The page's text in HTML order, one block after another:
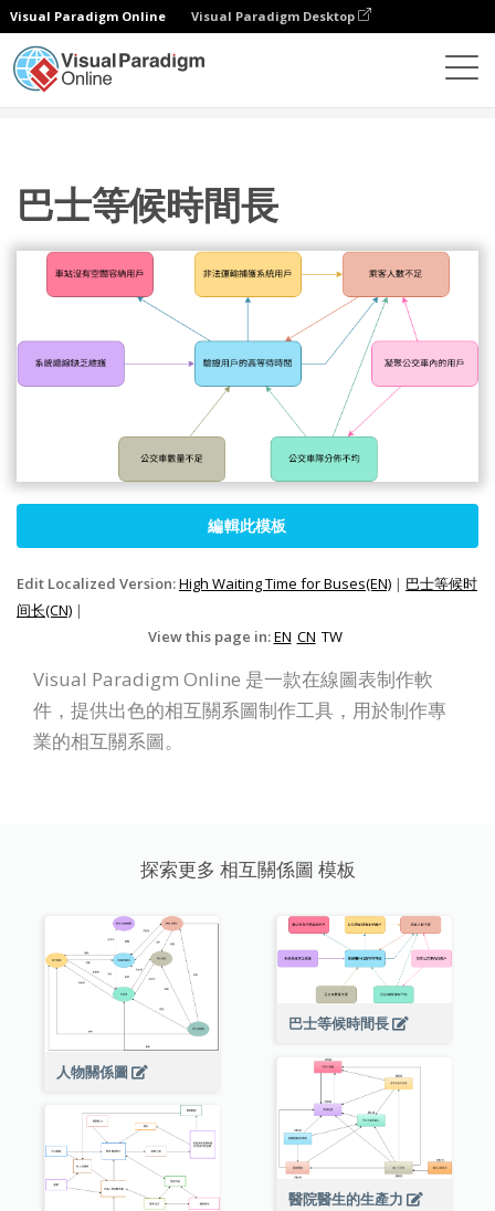
Visual Paradigm Online Visual Paradigm Desktop
巴士等候時間長
編輯此模板
Edit Localized Version:High Waiting Time for Buses(EN) | 巴士等候时
间长(CN) |
View this page in:EN CN TW
Visual Paradigm Online 是一款在線圖表制作軟
件，提供出色的相互關系圖制作工具，用於制作專
業的相互關系圖。
探索更多 相互關係圖 模板
人物關係圖
巴士等候時間長
醫院醫生的生產力